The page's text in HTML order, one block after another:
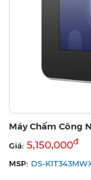
Máy Chấm Công
Giá: 5,150,000đ
MSP: DS-